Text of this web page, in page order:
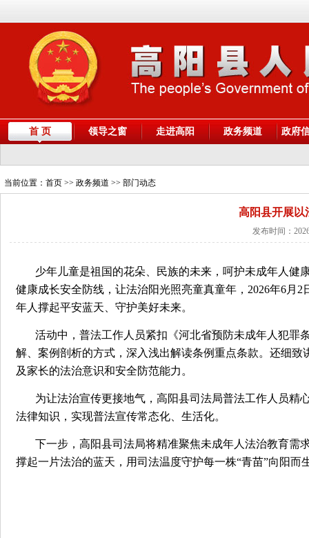
首 页 领导之窗 走进高阳 政务频道 政府
当前位置： 首页 >> 政务频道 >> 部门动态
高阳县开展以
发布时间：
少年儿童是祖国的花朵、民族的未来，呵护未成年人健
健康成长安全防线，让法治阳光照亮童真童年，2026年6月
年人撑起平安蓝天、守护美好未来。
活动中，普法工作人员紧扣《河北省预防未成年人犯罪
解、案例剖析的方式，深入浅出解读条例重点条款。还细
及家长的法治意识和安全防范能力。
为让法治宣传更接地气，高阳县司法局普法工作人员精
法律知识，实现普法宣传常态化、生活化。
下一步，高阳县司法局将精准聚焦未成年人法治教育需
撑起一片法治的蓝天，用司法温度守护每一株“青苗”向阳而